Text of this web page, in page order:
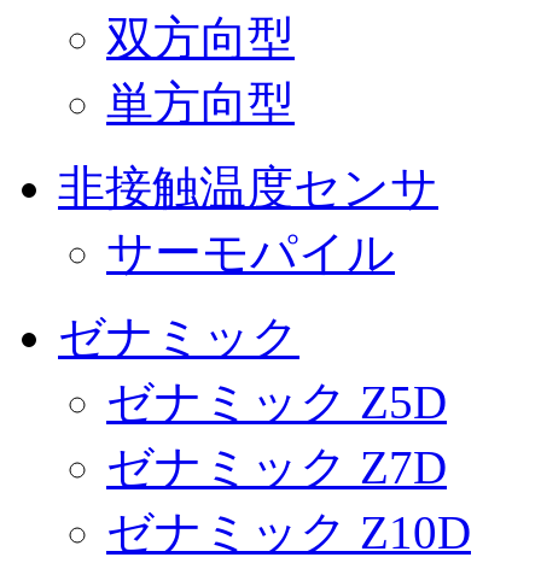
双方向型
単方向型
非接触温度センサ
サーモパイル
ゼナミック
ゼナミック Z5D
ゼナミック Z7D
ゼナミック Z10D